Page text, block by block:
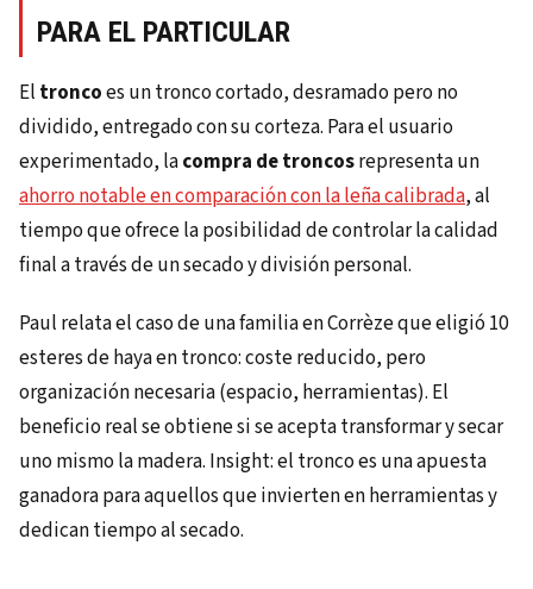
PARA EL PARTICULAR
El troncoes un tronco cortado, desramado pero no
dividido, entregado con su corteza. Para el usuario
experimentado, lacompra de troncosrepresenta un
ahorro notable en comparación con la leña calibrada, al
tiempo que ofrece la posibilidad de controlar la calidad
final a través de un secado y división personal.
Paul relata el caso de una familia en Corrèze que eligió 10
esteres de haya en tronco: coste reducido, pero
organización necesaria (espacio, herramientas). El
beneficio real se obtiene si se acepta transformar y secar
uno mismo la madera. Insight: el tronco es una apuesta
ganadora para aquellos que invierten en herramientas y
dedican tiempo al secado.